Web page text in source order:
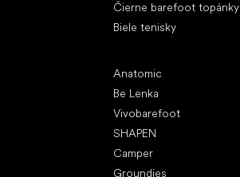
Čierne barefoot topánky
Biele tenisky
Anatomic
Be Lenka
Vivobarefoot
SHAPEN
Camper
Groundies